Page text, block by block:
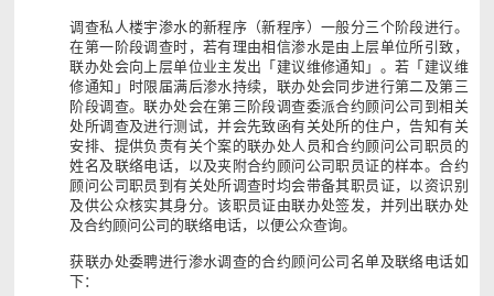
调查私人楼宇渗水的新程序（新程序）一般分三个阶段进行。
在第一阶段调查时，若有理由相信渗水是由上层单位所引致，
联办处会向上层单位业主发出「建议维修通知」。若「建议维
修通知」时限届满后渗水持续，联办处会同步进行第二及第三
阶段调查。联办处会在第三阶段调查委派合约顾问公司到相关
处所调查及进行测试，并会先致函有关处所的住户，告知有关
安排、提供负责有关个案的联办处人员和合约顾问公司职员的
姓名及联络电话，以及夹附合约顾问公司职员证的样本。合约
顾问公司职员到有关处所调查时均会带备其职员证，以资识别
及供公众核实其身分。该职员证由联办处签发，并列出联办处
及合约顾问公司的联络电话，以便公众查询。
获联办处委聘进行渗水调查的合约顾问公司名单及联络电话如
下：